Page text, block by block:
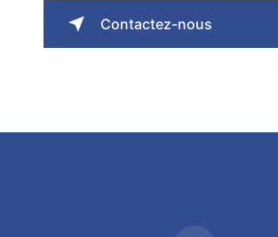
Contactez-nous